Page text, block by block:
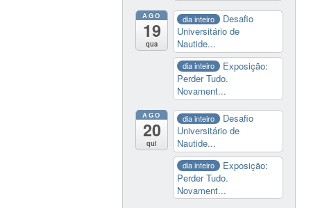
AGO
19
qua
dia inteiro
Desafio
Universitário de
Nautide...
dia inteiro
Exposição:
Perder Tudo.
Novament...
AGO
20
qui
dia inteiro
Desafio
Universitário de
Nautide...
dia inteiro
Exposição:
Perder Tudo.
Novament...